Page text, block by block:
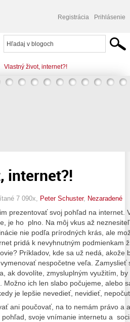
Registrácia Prihlásenie
Vlastný život, internet?!
internet?!
7 090x, Peter Schuster, Nezaradené
prezentovať svoj pohľad na internet.
je ho plno. Na môj vkus až
nie podľa prírodných krás, ale
pridá k nevyhnutným podmienkam
Príkladov, kde sa už nedá, akože
nespočetne veľa. Zamyslieť
ak dovolíte, zmysluplným využitím,
Možno ich len slabo počujeme, alebo
je lepšie nevedieť, nevidieť,
ani poučovať, na to nemám právo a
svoje vnímanie internetu a